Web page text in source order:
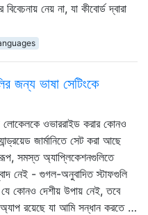
বিবেচনায় নেয় না, যা কীবোর্ড দ্বারা
জন্য ভাষা সেটিংকে
ওভাররাইড করার কোনও
জার্মানিতে সেট করা আছে
সমস্ত অ্যাপ্লিকেশনগুলিতে
নেই - গুগল-অনুবাদিত স্টাফগুলি
কোনও দেশীয় উপায় নেই, তবে
রয়েছে যা আমি সন্ধান করতে …